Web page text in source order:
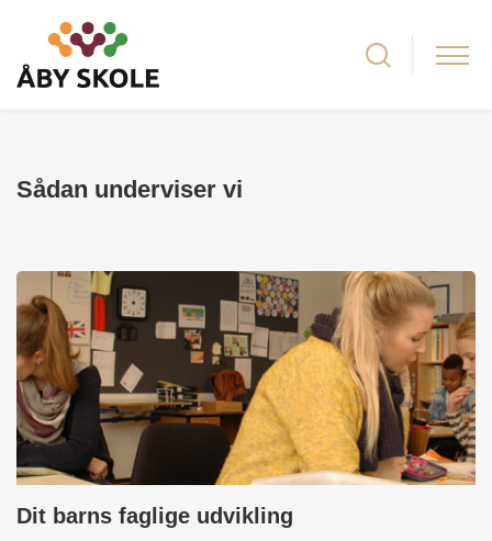
Sådan underviser vi
Dit barns faglige udvikling